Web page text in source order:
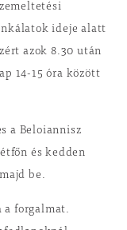
ideje alatt
azok 8.30 után
14-15 óra között
a Beloiannisz
és kedden
be.
forgalmat.